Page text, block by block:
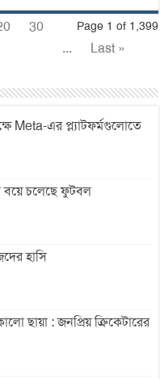
Page 1 of 1,399
30
...
Last »
Meta-এর প্ল্যাটফর্মগুলোতে
বয়ে চলেছে ফুটবল
হাসি
ছায়া : জনপ্রিয় ক্রিকেটারের